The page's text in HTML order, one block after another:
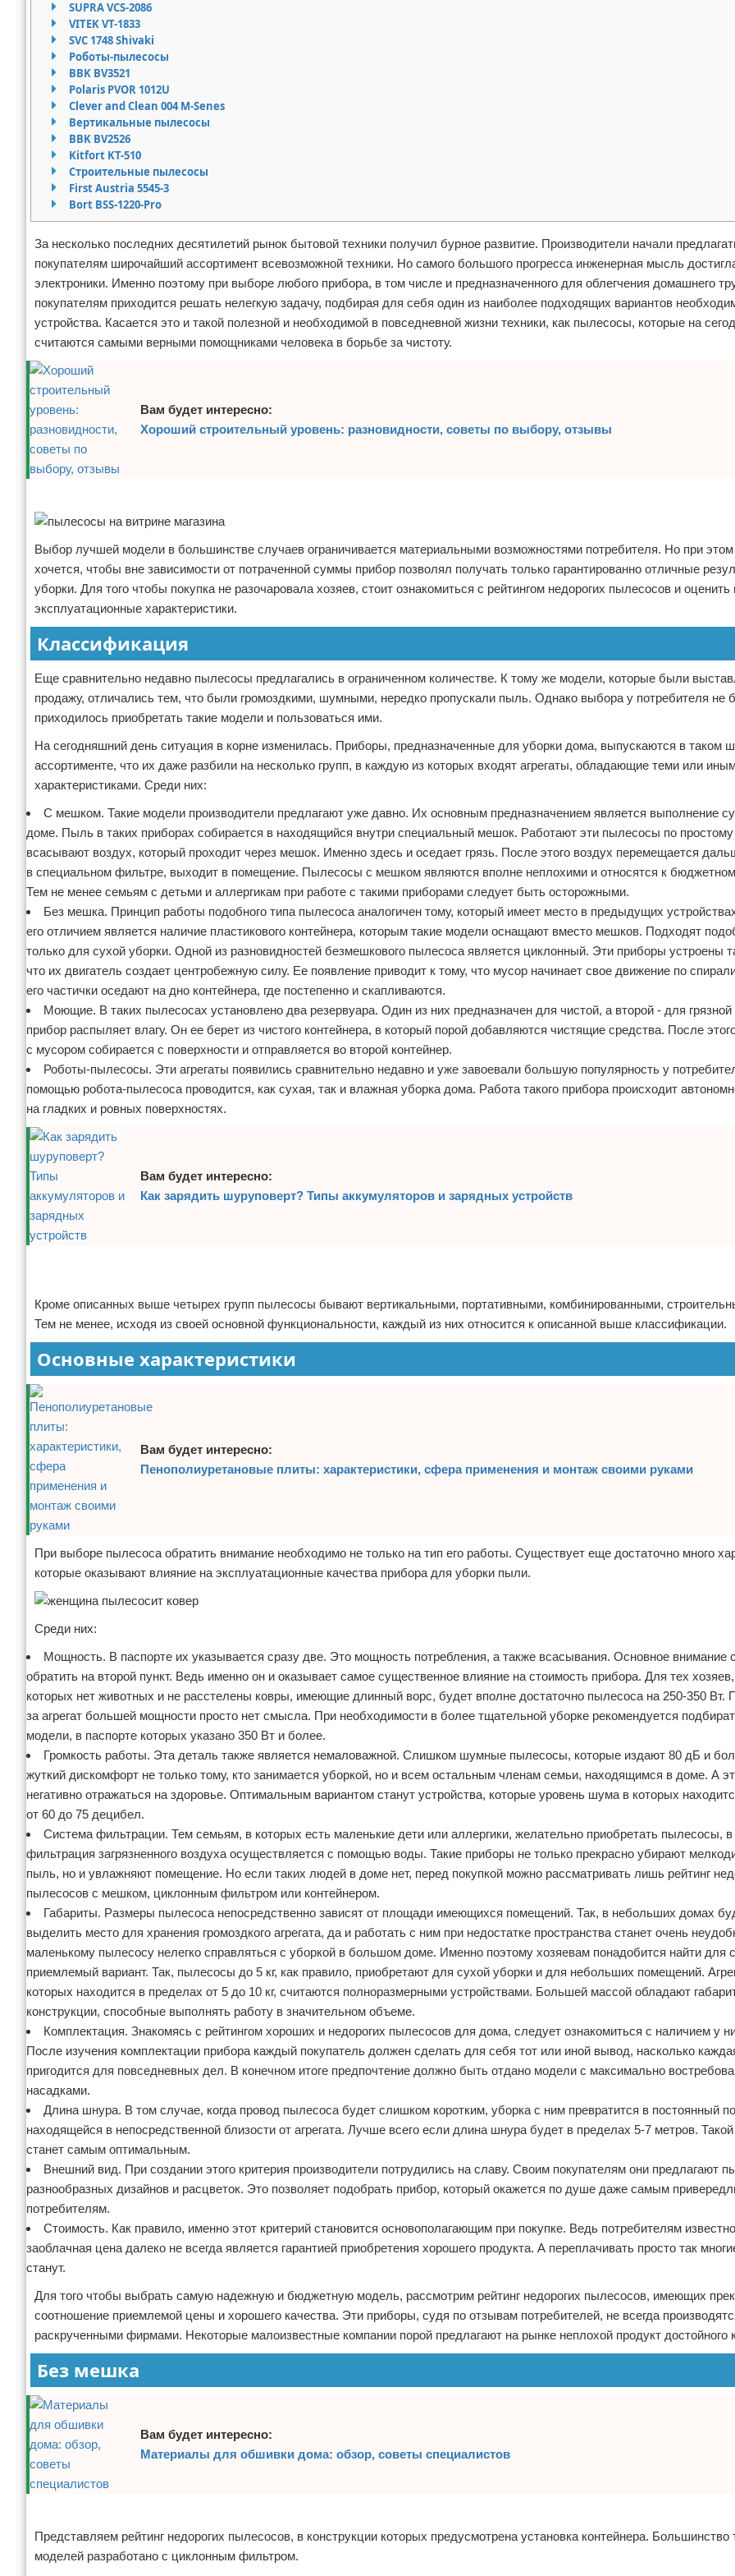
Домашний быт
Коммунальные услуги
Сантехника
Безопасность
Стройматериалы
Разное
Отказ от ответственности
SUPRA VCS-2086
VITEK VT-1833
SVC 1748 Shivaki
Роботы-пылесосы
BBK BV3521
Polaris PVOR 1012U
Clever and Clean 004 M-Senes
Вертикальные пылесосы
BBK BV2526
Kitfort KT-510
Строительные пылесосы
First Austria 5545-3
Bort BSS-1220-Pro
За несколько последних десятилетий рынок бытовой техники получил бурное развитие. Производители начали
покупателям широчайший ассортимент всевозможной техники. Но самого большого прогресса инженерная мысль
электроники. Именно поэтому при выборе любого прибора, в том числе и предназначенного для облегчения домашнего
покупателям приходится решать нелегкую задачу, подбирая для себя один из наиболее подходящих вариантов
устройства. Касается это и такой полезной и необходимой в повседневной жизни техники, как пылесосы, которые на
считаются самыми верными помощниками человека в борьбе за чистоту.
Вам будет интересно:
Хороший строительный уровень: разновидности, советы по выбору, отзывы
Выбор лучшей модели в большинстве случаев ограничивается материальными возможностями потребителя. Но при этом
хочется, чтобы вне зависимости от потраченной суммы прибор позволял получать только гарантированно отличные
уборки. Для того чтобы покупка не разочаровала хозяев, стоит ознакомиться с рейтингом недорогих пылесосов и
эксплуатационные характеристики.
Классификация
Еще сравнительно недавно пылесосы предлагались в ограниченном количестве. К тому же модели, которые были
продажу, отличались тем, что были громоздкими, шумными, нередко пропускали пыль. Однако выбора у потребителя
приходилось приобретать такие модели и пользоваться ими.
На сегодняшний день ситуация в корне изменилась. Приборы, предназначенные для уборки дома, выпускаются в таком
ассортименте, что их даже разбили на несколько групп, в каждую из которых входят агрегаты, обладающие теми или
характеристиками. Среди них:
С мешком. Такие модели производители предлагают уже давно. Их основным предназначением является выполнение
доме. Пыль в таких приборах собирается в находящийся внутри специальный мешок. Работают эти пылесосы по
всасывают воздух, который проходит через мешок. Именно здесь и оседает грязь. После этого воздух перемещается
в специальном фильтре, выходит в помещение. Пылесосы с мешком являются вполне неплохими и относятся к
Тем не менее семьям с детьми и аллергикам при работе с такими приборами следует быть осторожными.
Без мешка. Принцип работы подобного типа пылесоса аналогичен тому, который имеет место в предыдущих
его отличием является наличие пластикового контейнера, которым такие модели оснащают вместо мешков. Подходят
только для сухой уборки. Одной из разновидностей безмешкового пылесоса является циклонный. Эти приборы устроены
что их двигатель создает центробежную силу. Ее появление приводит к тому, что мусор начинает свое движение по
его частички оседают на дно контейнера, где постепенно и скапливаются.
Моющие. В таких пылесосах установлено два резервуара. Один из них предназначен для чистой, а второй - для
прибор распыляет влагу. Он ее берет из чистого контейнера, в который порой добавляются чистящие средства. После
с мусором собирается с поверхности и отправляется во второй контейнер.
Роботы-пылесосы. Эти агрегаты появились сравнительно недавно и уже завоевали большую популярность у
помощью робота-пылесоса проводится, как сухая, так и влажная уборка дома. Работа такого прибора происходит
на гладких и ровных поверхностях.
Вам будет интересно:
Как зарядить шуруповерт? Типы аккумуляторов и зарядных устройств
Кроме описанных выше четырех групп пылесосы бывают вертикальными, портативными, комбинированными,
Тем не менее, исходя из своей основной функциональности, каждый из них относится к описанной выше классификации.
Основные характеристики
Вам будет интересно:
Пенополиуретановые плиты: характеристики, сфера применения и монтаж своими руками
При выборе пылесоса обратить внимание необходимо не только на тип его работы. Существует еще достаточно много
которые оказывают влияние на эксплуатационные качества прибора для уборки пыли.
Среди них:
Мощность. В паспорте их указывается сразу две. Это мощность потребления, а также всасывания. Основное внимание
обратить на второй пункт. Ведь именно он и оказывает самое существенное влияние на стоимость прибора. Для тех
которых нет животных и не расстелены ковры, имеющие длинный ворс, будет вполне достаточно пылесоса на 250-350 Вт.
за агрегат большей мощности просто нет смысла. При необходимости в более тщательной уборке рекомендуется
модели, в паспорте которых указано 350 Вт и более.
Громкость работы. Эта деталь также является немаловажной. Слишком шумные пылесосы, которые издают 80 дБ и
жуткий дискомфорт не только тому, кто занимается уборкой, но и всем остальным членам семьи, находящимся в доме. А
негативно отражаться на здоровье. Оптимальным вариантом станут устройства, которые уровень шума в которых
от 60 до 75 децибел.
Система фильтрации. Тем семьям, в которых есть маленькие дети или аллергики, желательно приобретать пылесосы, в
фильтрация загрязненного воздуха осуществляется с помощью воды. Такие приборы не только прекрасно убирают
пыль, но и увлажняют помещение. Но если таких людей в доме нет, перед покупкой можно рассматривать лишь рейтинг
пылесосов с мешком, циклонным фильтром или контейнером.
Габариты. Размеры пылесоса непосредственно зависят от площади имеющихся помещений. Так, в небольших домах
выделить место для хранения громоздкого агрегата, да и работать с ним при недостатке пространства станет очень
маленькому пылесосу нелегко справляться с уборкой в большом доме. Именно поэтому хозяевам понадобится найти для
приемлемый вариант. Так, пылесосы до 5 кг, как правило, приобретают для сухой уборки и для небольших помещений.
которых находится в пределах от 5 до 10 кг, считаются полноразмерными устройствами. Большей массой обладают
конструкции, способные выполнять работу в значительном объеме.
Комплектация. Знакомясь с рейтингом хороших и недорогих пылесосов для дома, следует ознакомиться с наличием у
После изучения комплектации прибора каждый покупатель должен сделать для себя тот или иной вывод, насколько
пригодится для повседневных дел. В конечном итоге предпочтение должно быть отдано модели с максимально
насадками.
Длина шнура. В том случае, когда провод пылесоса будет слишком коротким, уборка с ним превратится в постоянный
находящейся в непосредственной близости от агрегата. Лучше всего если длина шнура будет в пределах 5-7 метров.
станет самым оптимальным.
Внешний вид. При создании этого критерия производители потрудились на славу. Своим покупателям они предлагают
разнообразных дизайнов и расцветок. Это позволяет подобрать прибор, который окажется по душе даже самым
потребителям.
Стоимость. Как правило, именно этот критерий становится основополагающим при покупке. Ведь потребителям
заоблачная цена далеко не всегда является гарантией приобретения хорошего продукта. А переплачивать просто так
станут.
Для того чтобы выбрать самую надежную и бюджетную модель, рассмотрим рейтинг недорогих пылесосов, имеющих
соотношение приемлемой цены и хорошего качества. Эти приборы, судя по отзывам потребителей, не всегда
раскрученными фирмами. Некоторые малоизвестные компании порой предлагают на рынке неплохой продукт достойного
Без мешка
Вам будет интересно:
Материалы для обшивки дома: обзор, советы специалистов
Представляем рейтинг недорогих пылесосов, в конструкции которых предусмотрена установка контейнера. Большинство
моделей разработано с циклонным фильтром.